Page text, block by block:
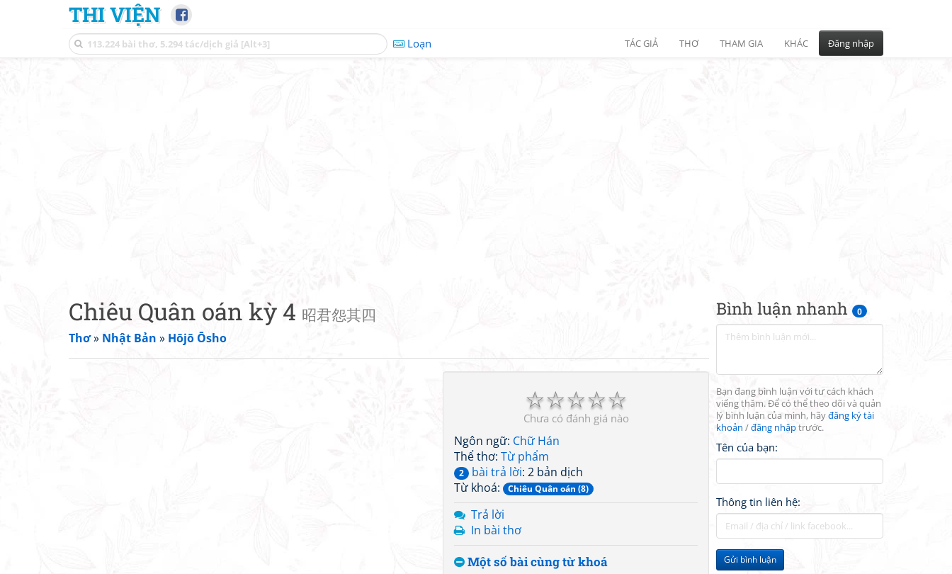
THI VIỆN
Loạn TÁC GIẢ THƠ THAM GIA KHÁC Đăng nhập
Bình luận nhanh 0
Bạn đang bình luận với tư cách khách
viếng thăm. Để có thể theo dõi và quản
lý bình luận của mình, hãyđăng ký tài
khoản /đăng nhậptrước.
Tên của bạn:
Thông tin liên hệ:
Gửi bình luận
Chiêu Quân oán kỳ 4 昭君怨其四
Thơ» Nhật Bản » Hōjō Ōsho
☆
☆
☆
☆
☆
Chưa có đánh giá nào
Ngôn ngữ: Chữ Hán
Thể thơ: Từ phẩm
2 bài trả lời: 2 bản dịch
Từ khoá:
Chiêu Quân oán (8)
Trả lời
In bài thơ
Một số bài cùng từ khoá